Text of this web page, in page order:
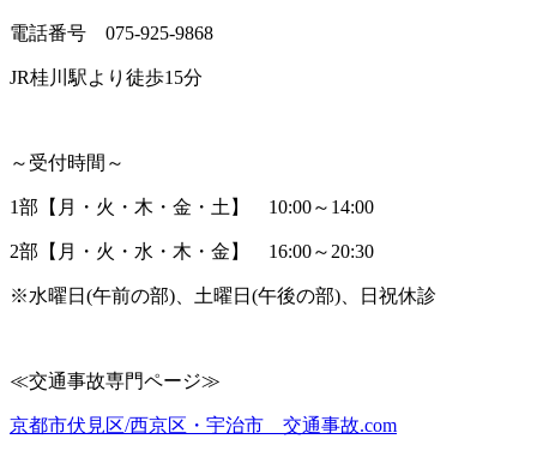
電話番号 075-925-9868
JR桂川駅より徒歩15分
～受付時間～
1部【月・火・木・金・土】 10:00～ 14:00
2部【月・火・水・木・金】 16:00～ 20:30
※水曜日 (午前の部) 、土曜日 (午後の部) 、日祝休診
≪交通事故専門ページ≫
京都市伏見区/西京区・宇治市 交通事故.com